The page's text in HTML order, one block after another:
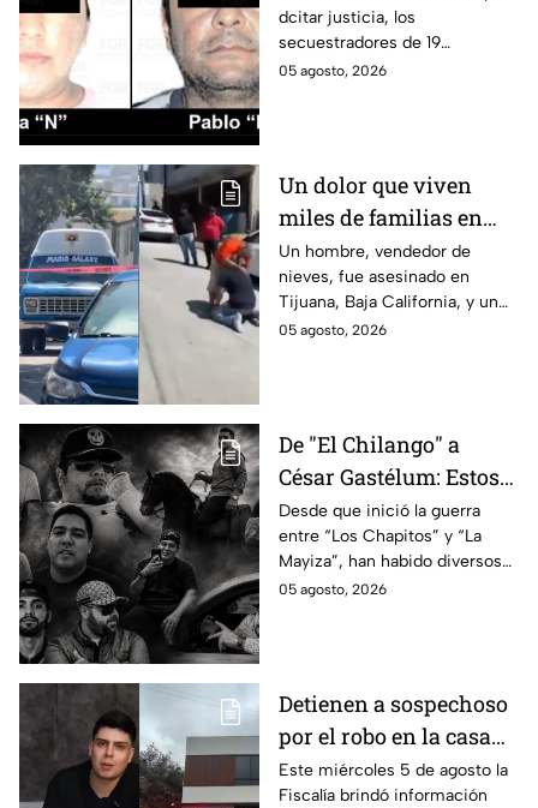
retenía a 19 migrantes
en Puebla
dcitar justicia, los
secuestradores de 19
migrantes recibieron una
05 agosto, 2026
Un dolor que viven
miles de familias en
México: Así se
enteraron los
familiares de un
vendedor de nieves de
Un hombre, vendedor de
nieves, fue asesinado en
Tijuana, Baja California, y un
reportero captó el momento
05 agosto, 2026
De "El Chilango" a
César Gastélum: Estos
son los 10 influencers
asesinados por la
guerra entre "Los
Chapitos" y "La Mayiza"
Desde que inició la guerra
entre “Los Chapitos” y “La
Mayiza”, han habido diversos
asesinatos, entre ellos los de
05 agosto, 2026
Detienen a sospechoso
por el robo en la casa
de Karely Ruiz
Este miércoles 5 de agosto la
Fiscalía brindó información